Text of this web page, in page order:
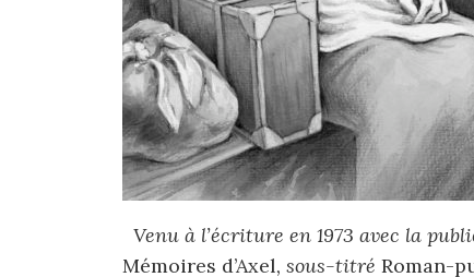
Venu à l’écriture en 1973 avec la
Mémoires d’Axel, sous-titré Roman-